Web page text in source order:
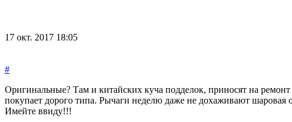
17 окт. 2017 18:05
#
Оригинальные? Там и китайских куча подделок, приносят на
покупает дорого типа. Рычаги неделю даже не дохаживают шаровая
Имейте ввиду!!!